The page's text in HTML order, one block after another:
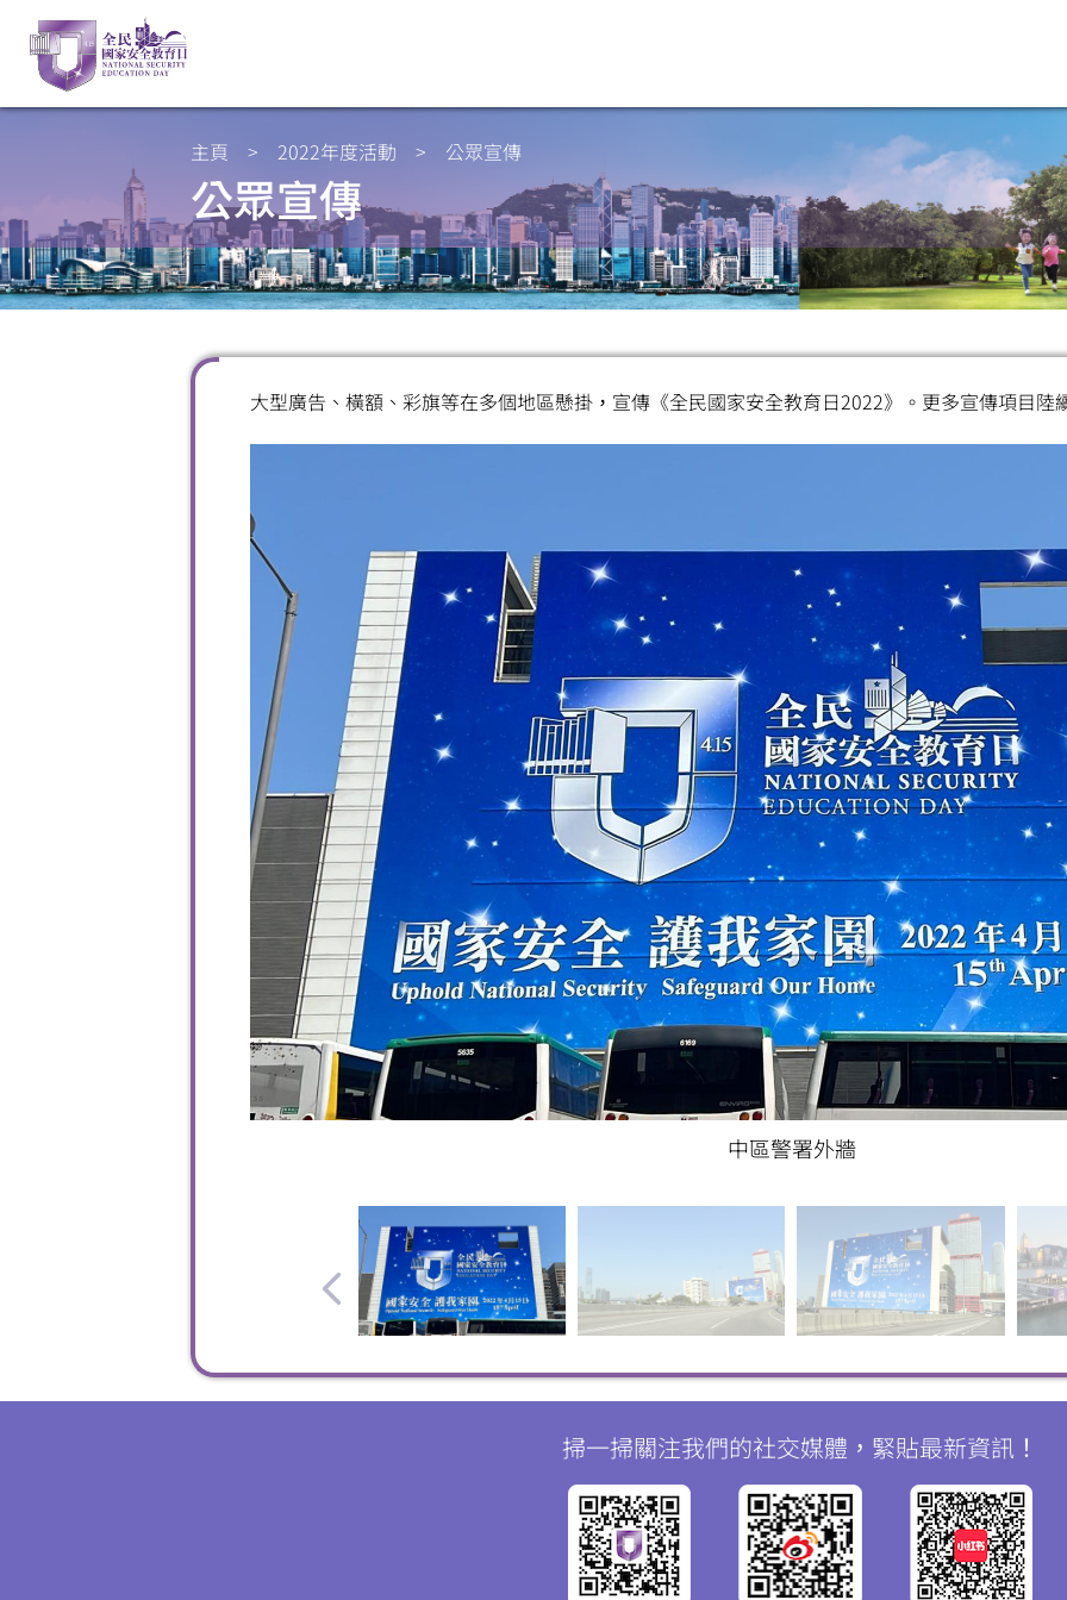
主頁 > 2022年度活動 > 公眾宣傳
公眾宣傳
大型廣告、橫額、彩旗等在多個地區懸掛，宣傳《全民國家安全教育日2022》。更多宣傳項目陸
中區警署外牆
掃一掃關注我們的社交媒體，緊貼最新資訊！
掃一掃關注我們的社交媒體，緊貼最新資訊！
微
信
微
博 紅書